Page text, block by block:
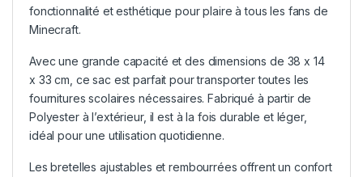
fonctionnalité et esthétique pour plaire à tous les fans de
Minecraft.
Avec une grande capacité et des dimensions de 38 x 14
x 33 cm, ce sac est parfait pour transporter toutes les
fournitures scolaires nécessaires. Fabriqué à partir de
Polyester à l’extérieur, il est à la fois durable et léger,
idéal pour une utilisation quotidienne.
Les bretelles ajustables et rembourrées offrent un confort